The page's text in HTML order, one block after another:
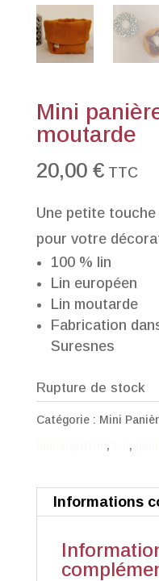
Mini
moutarde
20,00 € TTC
Une petite
pour votre
100 % lin
Lin européen
Lin moutarde
Fabrication
Suresnes
Rupture de stock
Catégorie : Mini
, ,
Informations